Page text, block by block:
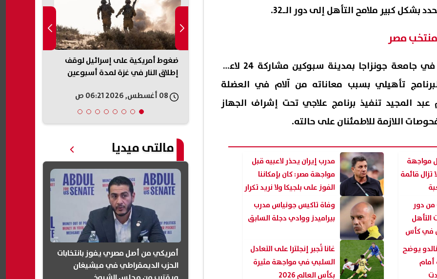
بشكل كبير ملامح التأهل إلى دور الـ32.
وشهد مران المنتخب الأخير في جامعة جونزاجا بمدينة سبوكين مشاركة 24 لاعبًا،
تأهيلي بسبب معاناته من آلام في العضلة
المجيد تنفيذ برنامج علاجي تحت إشراف الجهاز
اللازمة للاطمئنان على حالته.
مواجهة
تزال قائمة
مدرب إيران يحذر لاعبيه قبل
مواجهة مصر: كان بإمكاننا
الفوز على بلجيكا ولا نريد تكرار
سيناريو قطر
دور
التأهل
في كأس
وفاة تاكيس جونياس مدرب
بيراميدز ووادي دجلة السابق
يوضح
أمام
غانا تُجبر إنجلترا على التعادل
السلبي في مواجهة مثيرة
بكأس العالم 2026
عبد المجيد يحتفل بزفافه..
رقص مدافع الزمالك
تشعل السوشيال ميديا
6 ملايين دولار و20% من إعادة البيع..
تفاصيل عرض الزمالك لبيع خوان بيزيرا
إلى شباب الأهلي
ضغوط أمريكية على إسرائيل لوقف
إطلاق النار في غزة لمدة أسبوعين
مالتى ميديا
أمريكي من أصل مصري يفوز بانتخابات
الحزب الديمقراطي في ميشيغان